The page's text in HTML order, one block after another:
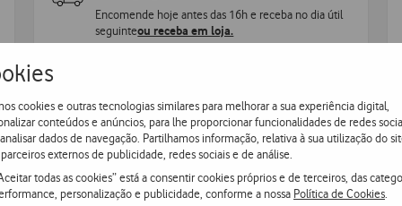
cookies e outras tecnologias similares para melhorar a sua experiência digital,
conteúdos e anúncios, para lhe proporcionar funcionalidades de redes
dados de navegação. Partilhamos informação, relativa à sua utilização do
externos de publicidade, redes sociais e de análise.
todas as cookies” está a consentir cookies próprios e de terceiros, das
personalização e publicidade, conforme a nossa Política de Cookies
Encomende hoje antes das 16h e receba no dia útil
seguinteou receba em loja.